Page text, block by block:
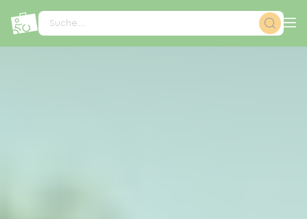
Suche...
Cookie-Einstellungen